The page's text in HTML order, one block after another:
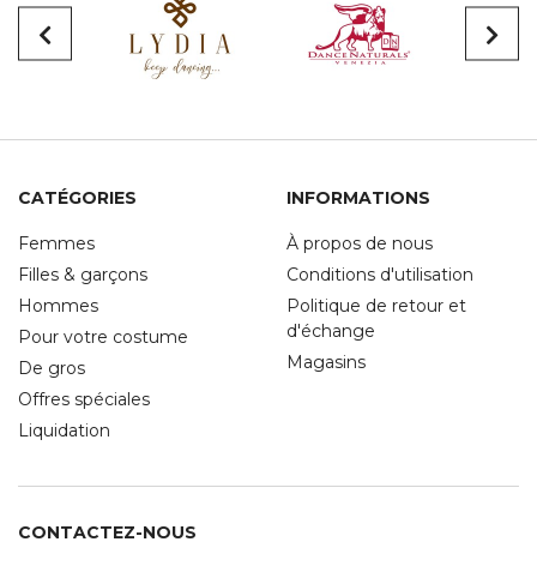
CATÉGORIES
Femmes
Filles & garçons
Hommes
Pour votre costume
De gros
Offres spéciales
Liquidation
INFORMATIONS
À propos de nous
Conditions d'utilisation
Politique de retour et
d'échange
Magasins
CONTACTEZ-NOUS